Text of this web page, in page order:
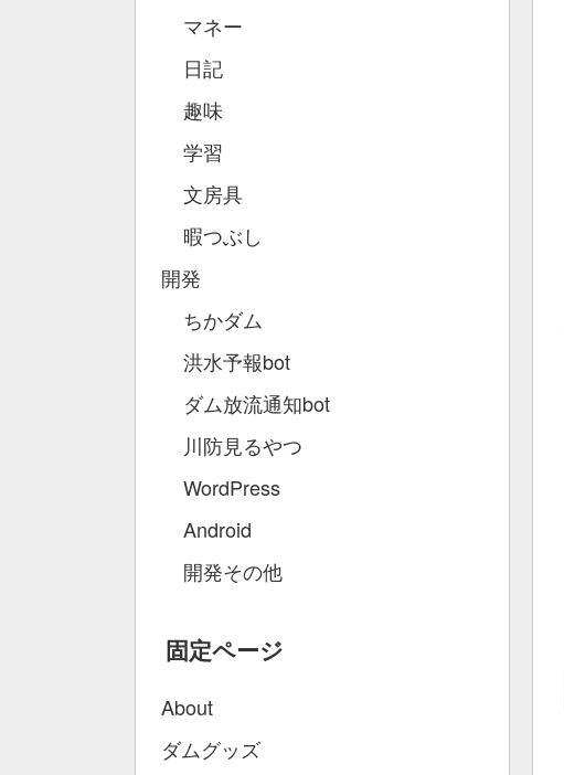
マネー
日記
趣味
学習
文房具
暇つぶし
開発
ちかダム
洪水予報bot
ダム放流通知bot
川防見るやつ
WordPress
Android
開発その他
固定ページ
About
ダムグッズ